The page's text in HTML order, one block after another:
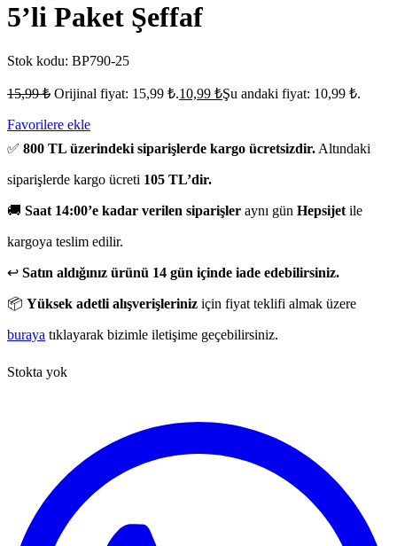
5’li Paket Şeffaf
Stok kodu: BP790-25
15,99₺ Orijinal fiyat: 15,99 ₺.10,99 ₺Şu andaki fiyat: 10,99 ₺.
Favorilere ekle
✅ 800 TL üzerindeki siparişlerde kargo ücretsizdir. Altındaki
siparişlerde kargo ücreti 105 TL’dir.
🚚 Saat 14:00’e kadar verilen siparişler aynı gün Hepsijet ile
kargoya teslim edilir.
↩️ Satın aldığınız ürünü 14 gün içinde iade edebilirsiniz.
📦 Yüksek adetli alışverişleriniz için fiyat teklifi almak üzere
buraya tıklayarak bizimle iletişime geçebilirsiniz.
Stokta yok